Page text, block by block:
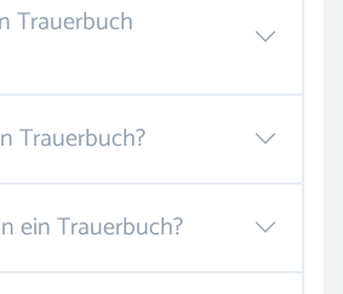
Trauerbuch
Trauerbuch?
ein Trauerbuch?